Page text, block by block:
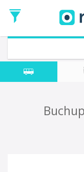
de
Ida
Vuelta
Fecha
de